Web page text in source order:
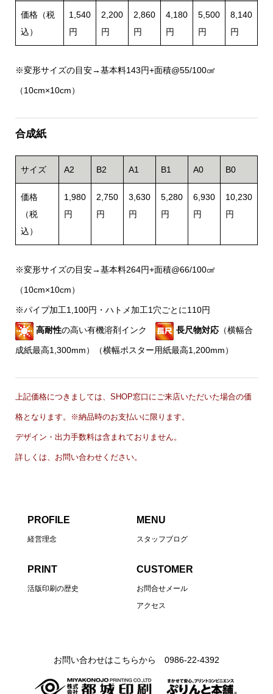
価格（税
込）
1,540
円
2,200
円
2,860
円
4,180
円
5,500
円
8,140
円
※変形サイズの目安→基本料143円+面積@55/100㎠
（10cm×10cm）
合成紙
サイズ A2 B2 A1 B1 A0 B0
価格
（税
込）
1,980
円
2,750
円
3,630
円
5,280
円
6,930
円
10,230
円
※変形サイズの目安→基本料264円+面積@66/100㎠
（10cm×10cm）
※パイプ加工1,100円・ハトメ加工1穴ごとに110円
高耐性の高い有機溶剤インク 長尺物対応（横幅合
成紙最高1,300mm）（横幅ポスター用紙最高1,200mm）
上記価格につきましては、SHOP窓口にご来店いただいた場合の価
格となります。 ※納品時のお支払いに限ります。
デザイン・出力手数料は含まれておりません。
詳しくは、お問い合わせください。
PROFILE
経営理念
MENU
スタッフブログ
PRINT
活版印刷の歴史
CUSTOMER
お問合せメール
アクセス
お問い合わせはこちらから 0986-22-4392